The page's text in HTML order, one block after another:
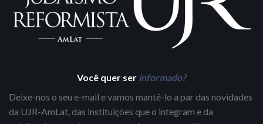
Você quer ser informado?
Deixe-nos o seu e-mail e vamos mantê-lo a par das novidades
da UJR-AmLat, das instituições que o integram e da